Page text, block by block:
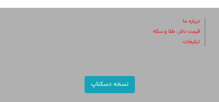
درباره ما
قیمت دلار، طلا و سکه
تبلیغات
نسخه دسکتاپ